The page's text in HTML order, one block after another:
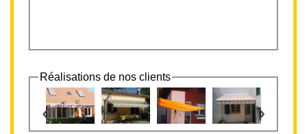
Réalisations de nos clients
‹ ›